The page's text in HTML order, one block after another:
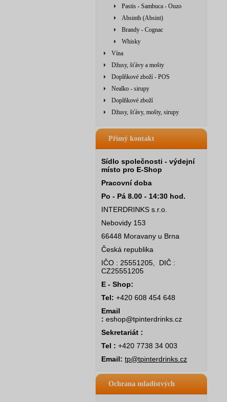
Pastis - Sambuca - Ouzo
Absinth (Absint)
Brandy - Cognac
Whisky
Vína
Džusy, šťávy a mošty
Doplňkové zboží - POS
Nealko - sirupy
Doplňkové zboží
Džusy, šťávy, mošty, sirupy
Přímý kontakt
Sídlo společnosti - výdejní
místo pro E-Shop
Pracovní doba
Po - Pá 8.00 - 14:30 hod.
INTERDRINKS s.r.o.
Nebovidy 153
66448 Moravany u Brna
Česká republika
IČO : 25551205, DIČ :
CZ25551205
E - Shop:
Tel: +420 608 454 648
Email
: eshop@tpinterdrinks.cz
Sekretariát :
Tel : +420 7738 34 003
Email: tp@tpinterdrinks.cz
Ochrana mladistvých